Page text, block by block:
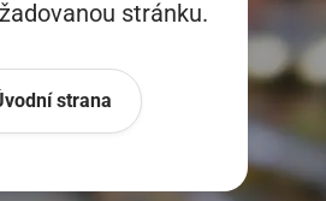
stránku.
strana